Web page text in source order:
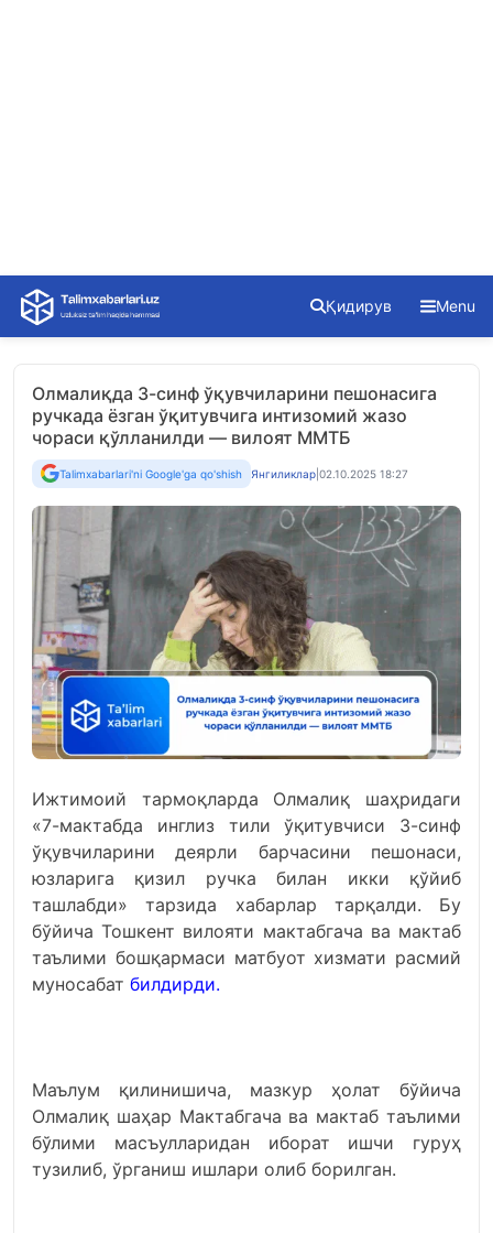
Skip
content
Қидирув Menu
Олмалиқда 3-синф ўқувчиларини пешонасига
ручкада ёзган ўқитувчига интизомий жазо
чораси қўлланилди — вилоят ММТБ
Talimxabarlari'ni Google'ga qo'shish Янгиликлар 02.10.2025 18:27
Ижтимоий тармоқларда Олмалиқ шаҳридаги
«7-мактабда инглиз тили ўқитувчиси 3-синф
ўқувчиларини деярли барчасини пешонаси,
юзларига қизил ручка билан икки қўйиб
ташлабди» тарзида хабарлар тарқалди. Бу
бўйича Тошкент вилояти мактабгача ва мактаб
таълими бошқармаси матбуот хизмати расмий
муносабат билдирди.
Маълум қилинишича, мазкур ҳолат бўйича
Олмалиқ шаҳар Мактабгача ва мактаб таълими
бўлими масъулларидан иборат ишчи гуруҳ
тузилиб, ўрганиш ишлари олиб борилган.